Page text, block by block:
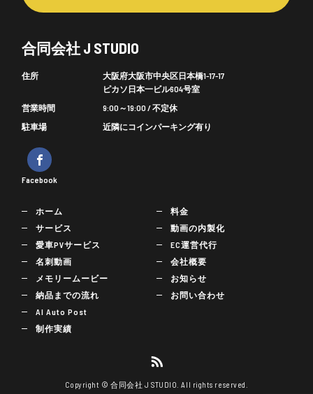
合同会社 J STUDIO
住所
大阪府大阪市中央区日本橋1-17-17
ピカソ日本一ビル604号室
営業時間
9:00～19:00 / 不定休
駐車場
近隣にコインパーキング有り
Facebook
ホーム
サービス
愛車PVサービス
名刺動画
メモリームービー
納品までの流れ
AI Auto Post
制作実績
料金
動画の内製化
EC運営代行
会社概要
お知らせ
お問い合わせ
Copyright © 合同会社 J STUDIO. All rights reserved.